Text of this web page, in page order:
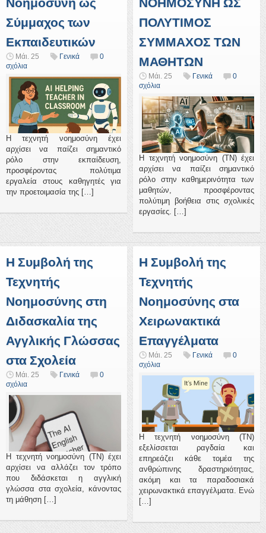
Σύμμαχος των
Εκπαιδευτικών
Μάι. 25 Γενικά
0
σχόλια
Η τεχνητή νοημοσύνη έχει
αρχίσει να παίζει σημαντικό
ρόλο στην εκπαίδευση,
προσφέροντας πολύτιμα
εργαλεία στους καθηγητές για
την προετοιμασία της […]
ΠΟΛΥΤΙΜΟΣ
ΣΥΜΜΑΧΟΣ ΤΩΝ
ΜΑΘΗΤΩΝ
Μάι. 25 Γενικά
0
σχόλια
Η τεχνητή νοημοσύνη (ΤΝ) έχει
αρχίσει να παίζει σημαντικό
ρόλο στην καθημερινότητα των
μαθητών, προσφέροντας
πολύτιμη βοήθεια στις σχολικές
εργασίες. […]
Η Συμβολή της
Τεχνητής
Νοημοσύνης στη
Διδασκαλία της
Αγγλικής Γλώσσας
στα Σχολεία
Μάι. 25 Γενικά
0
σχόλια
Η τεχνητή νοημοσύνη (ΤΝ) έχει
αρχίσει να αλλάζει τον τρόπο
που διδάσκεται η αγγλική
γλώσσα στα σχολεία, κάνοντας
τη μάθηση […]
Η Συμβολή της
Τεχνητής
Νοημοσύνης στα
Χειρωνακτικά
Επαγγέλματα
Μάι. 25 Γενικά
0
σχόλια
Η τεχνητή νοημοσύνη (ΤΝ)
εξελίσσεται ραγδαία και
επηρεάζει κάθε τομέα της
ανθρώπινης δραστηριότητας,
ακόμη και τα παραδοσιακά
χειρωνακτικά επαγγέλματα. Ενώ
[…]